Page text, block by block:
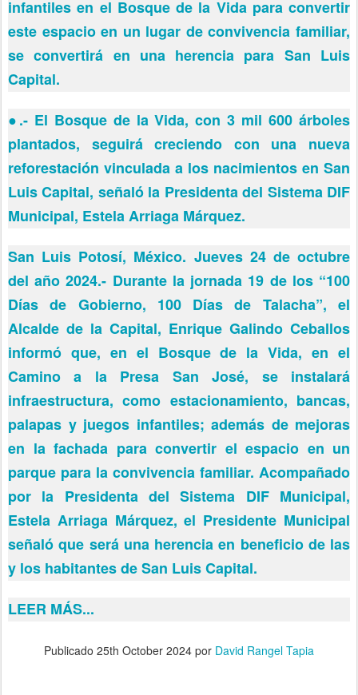
infantiles en el Bosque de la Vida para convertir
este espacio en un lugar de convivencia familiar,
se convertirá en una herencia para San Luis
Capital.
●.- El Bosque de la Vida, con 3 mil 600 árboles
plantados, seguirá creciendo con una nueva
reforestación vinculada a los nacimientos en San
Luis Capital, señaló la Presidenta del Sistema DIF
Municipal, Estela Arriaga Márquez.
San Luis Potosí, México. Jueves 24 de octubre
del año 2024.- Durante la jornada 19 de los “100
Días de Gobierno, 100 Días de Talacha”, el
Alcalde de la Capital, Enrique Galindo Ceballos
informó que, en el Bosque de la Vida, en el
Camino a la Presa San José, se instalará
infraestructura, como estacionamiento, bancas,
palapas y juegos infantiles; además de mejoras
en la fachada para convertir el espacio en un
parque para la convivencia familiar. Acompañado
por la Presidenta del Sistema DIF Municipal,
Estela Arriaga Márquez, el Presidente Municipal
señaló que será una herencia en beneficio de las
y los habitantes de San Luis Capital.
LEER MÁS...
Publicado 25th October 2024 por David Rangel Tapia